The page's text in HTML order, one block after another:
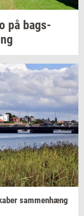
på bags­
sam­men­hæng